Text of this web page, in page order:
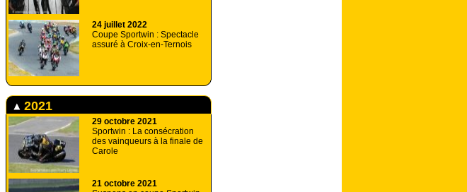
24 juillet 2022
Coupe Sportwin : Spectacle
assuré à Croix-en-Ternois
2021
29 octobre 2021
Sportwin : La consécration
des vainqueurs à la finale de
Carole
21 octobre 2021